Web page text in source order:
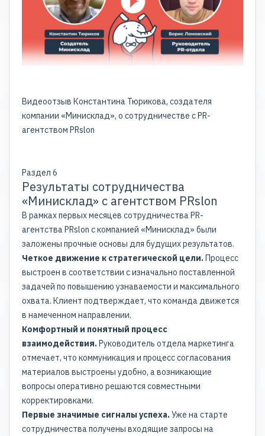
Видеоотзыв Константина Тюрикова, создателя
компании «Минисклад», о сотрудничестве с PR-
агентством PRslon
Раздел 6
Результаты сотрудничества
«Минисклад» с агентством PRslon
В рамках первых месяцев сотрудничества PR-
агентства PRslon с компанией «Минисклад» были
заложены прочные основы для будущих результатов.
Четкое движение к стратегической цели.Процесс
выстроен в соответствии с изначально поставленной
задачей по повышению узнаваемости и максимального
охвата. Клиент подтверждает, что команда движется
в намеченном направлении.
Комфортный и понятный процесс
взаимодействия.Руководитель отдела маркетинга
отмечает, что коммуникация и процесс согласования
материалов выстроены удобно, а возникающие
вопросы оперативно решаются совместными
корректировками.
Первые значимые сигналы успеха.Уже на старте
сотрудничества получены входящие запросы на